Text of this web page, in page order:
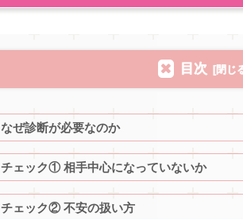
目次
なぜ診断が必要なのか
チェック① 相手中心になっていないか
チェック② 不安の扱い方